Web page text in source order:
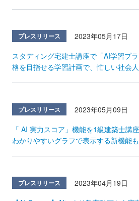
プレスリリース
2023年05月17日
スタディング宅建士講座で「AI学習プ
格を目指せる学習計画で、忙しい社会
プレスリリース
2023年05月09日
「 AI 実力スコア」機能を1級建築士講
わかりやすいグラフで表示する新機能も
プレスリリース
2023年04月19日